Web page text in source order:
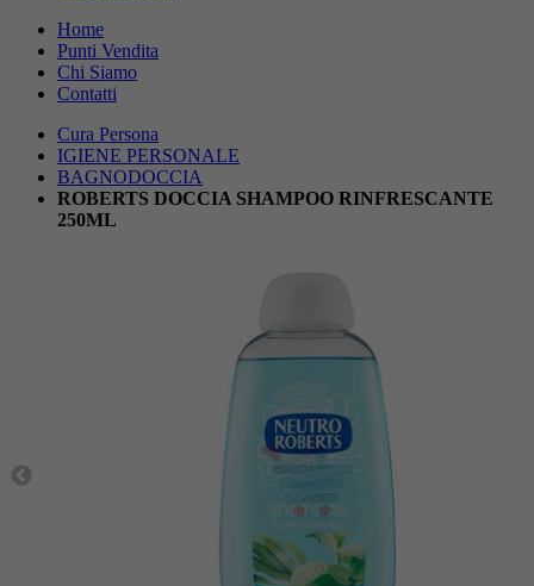
Home
Punti Vendita
Chi Siamo
Contatti
Cura Persona
IGIENE PERSONALE
BAGNODOCCIA
ROBERTS DOCCIA SHAMPOO RINFRESCANTE
250ML